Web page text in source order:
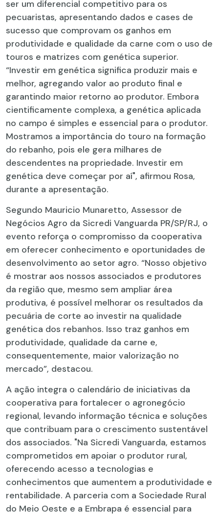
ser um diferencial competitivo para os
pecuaristas, apresentando dados e cases de
sucesso que comprovam os ganhos em
produtividade e qualidade da carne com o uso de
touros e matrizes com genética superior.
“Investir em genética significa produzir mais e
melhor, agregando valor ao produto final e
garantindo maior retorno ao produtor. Embora
cientificamente complexa, a genética aplicada
no campo é simples e essencial para o produtor.
Mostramos a importância do touro na formação
do rebanho, pois ele gera milhares de
descendentes na propriedade. Investir em
genética deve começar por aí", afirmou Rosa,
durante a apresentação.
Segundo Mauricio Munaretto, Assessor de
Negócios Agro da Sicredi Vanguarda PR/SP/RJ, o
evento reforça o compromisso da cooperativa
em oferecer conhecimento e oportunidades de
desenvolvimento ao setor agro. “Nosso objetivo
é mostrar aos nossos associados e produtores
da região que, mesmo sem ampliar área
produtiva, é possível melhorar os resultados da
pecuária de corte ao investir na qualidade
genética dos rebanhos. Isso traz ganhos em
produtividade, qualidade da carne e,
consequentemente, maior valorização no
mercado”, destacou.
A ação integra o calendário de iniciativas da
cooperativa para fortalecer o agronegócio
regional, levando informação técnica e soluções
que contribuam para o crescimento sustentável
dos associados. "Na Sicredi Vanguarda, estamos
comprometidos em apoiar o produtor rural,
oferecendo acesso a tecnologias e
conhecimentos que aumentem a produtividade e
rentabilidade. A parceria com a Sociedade Rural
do Meio Oeste e a Embrapa é essencial para